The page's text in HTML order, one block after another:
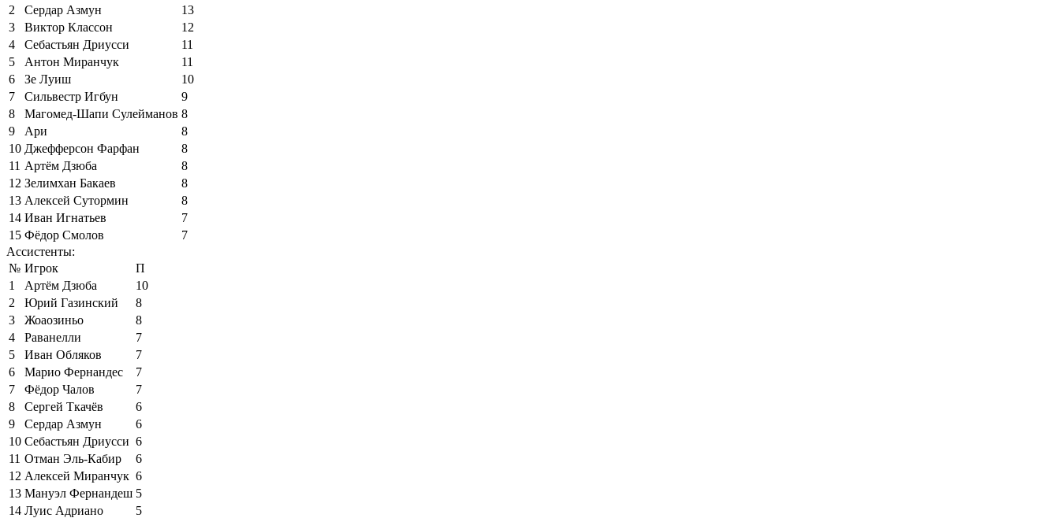
2
Сердар Азмун
13
3
Виктор Классон
12
4
Себастьян Дриусси
11
5
Антон Миранчук
11
6
Зе Луиш
10
7
Сильвестр Игбун
9
8
Магомед-Шапи Сулейманов 8
9
Ари
8
10 Джефферсон Фарфан
8
11 Артём Дзюба
8
12 Зелимхан Бакаев
8
13 Алексей Сутормин
8
14 Иван Игнатьев
7
15 Фёдор Смолов
7
Ассистенты:
№ Игрок
П
1
Артём Дзюба
10
2
Юрий Газинский
8
3
Жоаозиньо
8
4
Раванелли
7
5
Иван Обляков
7
6
Марио Фернандес
7
7
Фёдор Чалов
7
8
Сергей Ткачёв
6
9
Сердар Азмун
6
10 Себастьян Дриусси 6
11 Отман Эль-Кабир
6
12 Алексей Миранчук 6
13 Мануэл Фернандеш 5
14 Луис Адриано
5